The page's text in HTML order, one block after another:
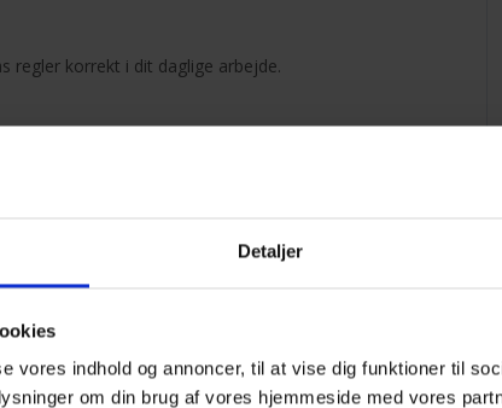
Detaljer
vores indhold og annoncer, til at vise dig funktioner til
om din brug af vores hjemmeside med vores
regler korrekt i dit daglige arbejde.
lære ferieloven og - måske ikke mindst - de nye regler at
for revisorer under fagområdet 'Anden relevant
for advokater (